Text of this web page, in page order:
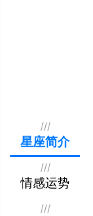
///
星座简介
///
情感运势
///